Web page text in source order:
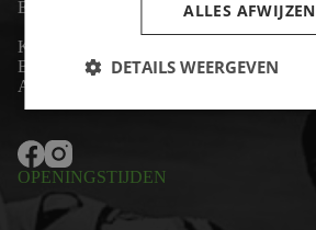
Email:
wim@motor-id.nl
K.v.K: 80530338
B.T.W-nummer: NL861703947B01
Algemene voorwaarden
OPENINGSTIJDEN
ALLES AFWIJZEN
DETAILS WEERGEVEN